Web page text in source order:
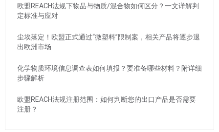
欧盟REACH法规下物品与物质/混合物如何区分？一文详解判
定标准与应对
尘埃落定！欧盟正式通过“微塑料”限制案，相关产品将逐步退
出欧洲市场
化学物质环境信息调查表如何填报？要准备哪些材料？附详细
步骤解析
欧盟REACH法规注册范围：如何判断您的出口产品是否需要
注册？